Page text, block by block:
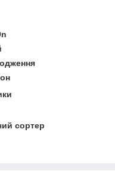
сортер